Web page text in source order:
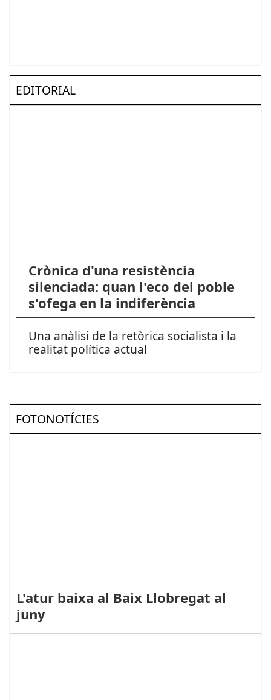
EDITORIAL
Crònica d'una resistència
silenciada: quan l'eco del poble
s'ofega en la indiferència
Una anàlisi de la retòrica socialista i la
realitat política actual
FOTONOTÍCIES
L'atur baixa al Baix Llobregat al
juny